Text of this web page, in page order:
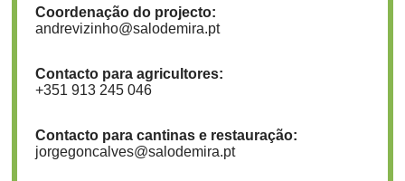
Coordenação do projecto:
andrevizinho@salodemira.pt
Contacto para agricultores:
+351 913 245 046
Contacto para cantinas e restauração:
jorgegoncalves@salodemira.pt